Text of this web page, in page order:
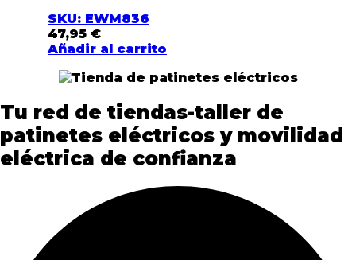
SKU: EWM836
47,95 €
Añadir al carrito
Tu red de tiendas-taller de
patinetes eléctricos y movilidad
eléctrica de confianza​